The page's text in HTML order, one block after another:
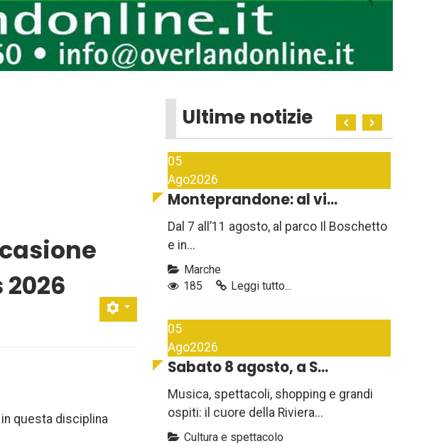
questa disciplina
Ultime notizie
05
Ago2026
Monteprandone: al vi...
Dal 7 all’11 agosto, al parco Il Boschetto
e in...
Marche
185
Leggi tutto...
05
Ago2026
Sabato 8 agosto, a S...
Musica, spettacoli, shopping e grandi
ospiti: il cuore della Riviera...
Cultura e spettacolo